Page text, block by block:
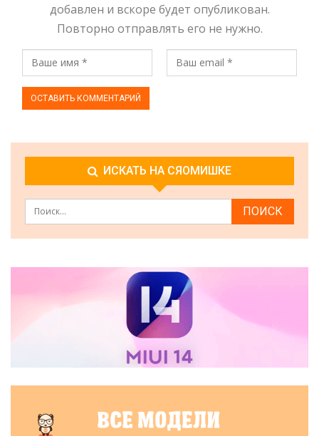
добавлен и вскоре будет опубликован.
Повторно отправлять его не нужно.
ИСКАТЬ НА СЯОМИШКЕ